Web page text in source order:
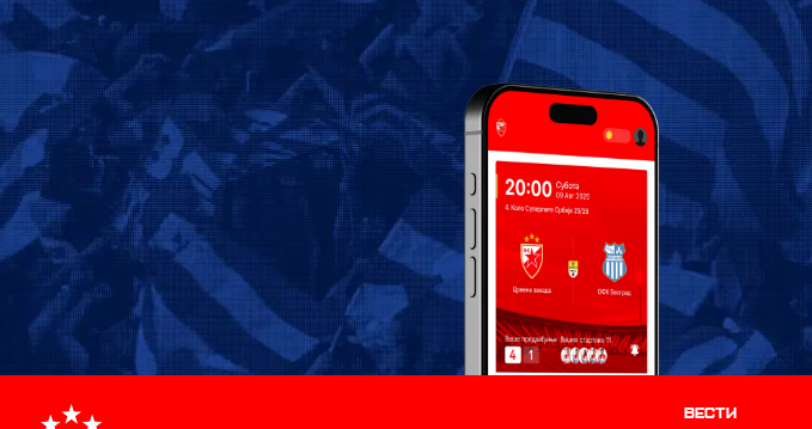
Вести